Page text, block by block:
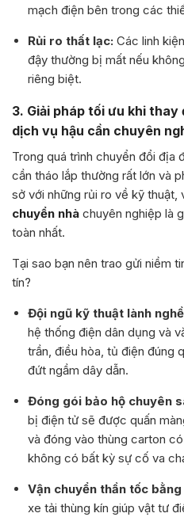
mạch điện bên trong các
Rủi ro thất lạc:Các linh
đậy thường bị mất nếu
riêng biệt.
3. Giải pháp tối ưu khi
dịch vụ hậu cần chuyên
Trong quá trình chuyển đổi địa
cần tháo lắp thường rất lớn và
sở với những rủi ro về kỹ thuật,
chuyển nhà chuyên nghiệp là
toàn nhất.
Tại sao bạn nên trao gửi niềm
tín?
Đội ngũ kỹ thuật lành
hệ thống điện dân dụng và
trần, điều hòa, tủ điện đúng
đứt ngầm dây dẫn.
Đóng gói bảo hộ chuyên
bị điện tử sẽ được quấn
và đóng vào thùng carton
không có bất kỳ sự cố va
Vận chuyển thần tốc
xe tải thùng kín giúp vật tư